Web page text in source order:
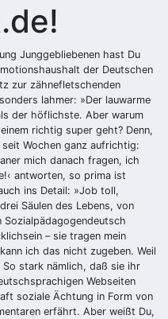
Junggebliebenen hast Du
der Deutschen
zur zähnefletschenden
lahmer: »Der lauwarme
der höflichste. Aber warum
richtig super geht? Denn,
Wochen ganz aufrichtig:
mich danach fragen, ich
antworten, so prima ist
ins Detail: »Job toll,
Säulen des Lebens, von
Sozialpädagogendeutsch
– sie tragen mein
ich das nicht zugeben. Weil
stark nämlich, daß sie ihr
Webseiten
soziale Ächtung in Form von
erfährt. Aber weißt Du,